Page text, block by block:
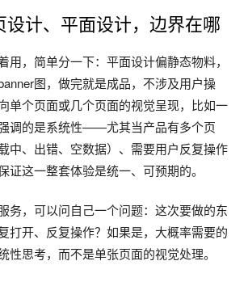
设计、平面设计，边界在哪
用，简单分一下：平面设计偏静态物料，
图，做完就是成品，不涉及用户操
单个页面或几个页面的视觉呈现，比如一
调的是系统性——尤其当产品有多个页
中、出错、空数据）、需要用户反复操作
证这一整套体验是统一、可预期的。
务，可以问自己一个问题：这次要做的东
打开、反复操作？如果是，大概率需要的
性思考，而不是单张页面的视觉处理。